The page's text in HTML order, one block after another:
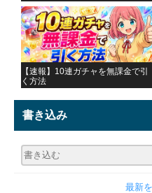
【速報】10連ガチャを無課金で引
く方法
書き込み
最新